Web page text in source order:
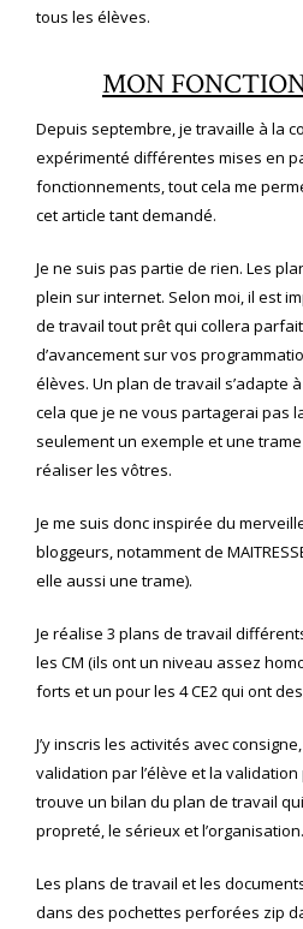
tous les élèves.
MON
Depuis septembre, je travaille à la
expérimenté différentes mises en
fonctionnements, tout cela me
cet article tant demandé.
Je ne suis pas partie de rien. Les
plein sur internet. Selon moi, il est
de travail tout prêt qui collera
d’avancement sur vos
élèves. Un plan de travail s’adapte
cela que je ne vous partagerai pas
seulement un exemple et une
réaliser les vôtres.
Je me suis donc inspirée du
bloggeurs, notamment de
elle aussi une trame).
Je réalise 3 plans de travail
les CM (ils ont un niveau assez
forts et un pour les 4 CE2 qui ont
J’y inscris les activités avec
validation par l’élève et la validation
trouve un bilan du plan de travail
propreté, le sérieux et l’organisation.
Les plans de travail et les
dans des pochettes perforées zip